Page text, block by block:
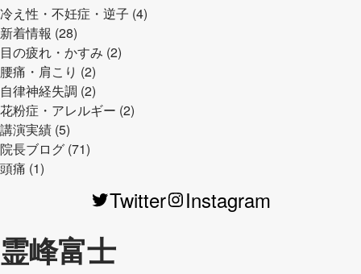
冷え性・不妊症・逆子 (4)
新着情報 (28)
目の疲れ・かすみ (2)
腰痛・肩こり (2)
自律神経失調 (2)
花粉症・アレルギー (2)
講演実績 (5)
院長ブログ (71)
頭痛 (1)
Twitter Instagram
霊峰富士